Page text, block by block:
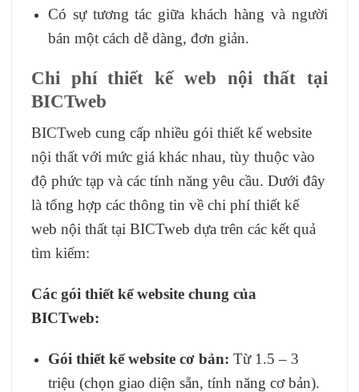
Có sự tương tác giữa khách hàng và người
bán một cách dễ dàng, đơn giản.
Chi phí thiết kế web nội thất tại
BICTweb
BICTweb cung cấp nhiều gói thiết kế website
nội thất với mức giá khác nhau, tùy thuộc vào
độ phức tạp và các tính năng yêu cầu. Dưới đây
là tổng hợp các thông tin về chi phí thiết kế
web nội thất tại BICTweb dựa trên các kết quả
tìm kiếm:
Các gói thiết kế website chung của
BICTweb:
Gói thiết kế website cơ bản: Từ 1.5 – 3
triệu (chọn giao diện sẵn, tính năng cơ bản).